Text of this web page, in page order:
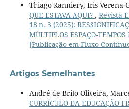
Thiago Ranniery, Iris Verena
QUE ESTAVA AQUI? , Revista
18 n. 3 (2025):
MÚLTIPLOS ESPAÇO-TEMPOS
[Publicação em Fluxo
Artigos Semelhantes
André de Brito Oliveira,
CURRÍCULO DA EDUCAÇÃO